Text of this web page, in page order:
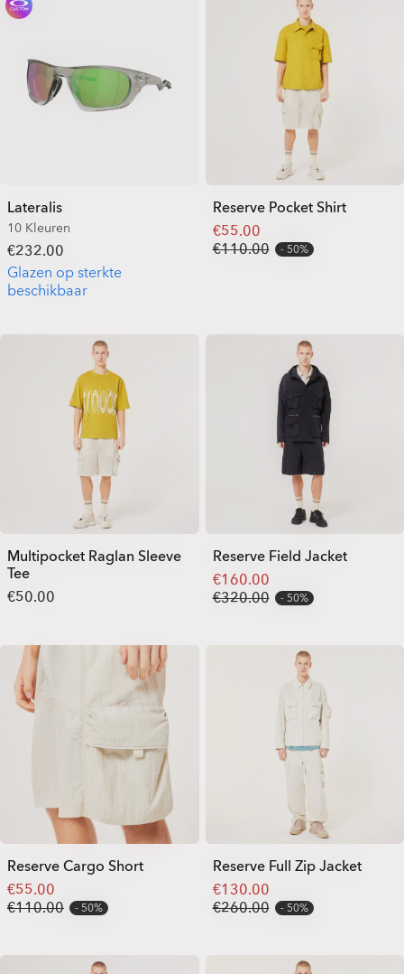
Lateralis
10 Kleuren
€232.00
Glazen op sterkte
beschikbaar
Reserve Pocket Shirt
€55.00
€110.00
50%
Multipocket Raglan Sleeve
Tee
€50.00
Reserve Field Jacket
€160.00
€320.00
50%
Reserve Cargo Short
€55.00
€110.00
50%
Reserve Full Zip Jacket
€130.00
€260.00
50%